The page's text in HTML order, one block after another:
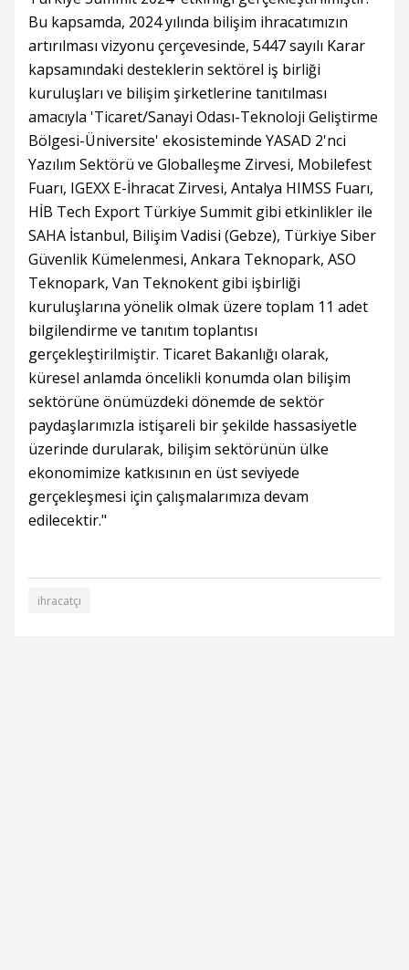
Bu kapsamda, 2024 yılında bilişim ihracatımızın
artırılması vizyonu çerçevesinde, 5447 sayılı Karar
kapsamındaki desteklerin sektörel iş birliği
kuruluşları ve bilişim şirketlerine tanıtılması
amacıyla 'Ticaret/Sanayi Odası-Teknoloji Geliştirme
Bölgesi-Üniversite' ekosisteminde YASAD 2'nci
Yazılım Sektörü ve Globalleşme Zirvesi, Mobilefest
Fuarı, IGEXX E-İhracat Zirvesi, Antalya HIMSS Fuarı,
HİB Tech Export Türkiye Summit gibi etkinlikler ile
SAHA İstanbul, Bilişim Vadisi (Gebze), Türkiye Siber
Güvenlik Kümelenmesi, Ankara Teknopark, ASO
Teknopark, Van Teknokent gibi işbirliği
kuruluşlarına yönelik olmak üzere toplam 11 adet
bilgilendirme ve tanıtım toplantısı
gerçekleştirilmiştir. Ticaret Bakanlığı olarak,
küresel anlamda öncelikli konumda olan bilişim
sektörüne önümüzdeki dönemde de sektör
paydaşlarımızla istişareli bir şekilde hassasiyetle
üzerinde durularak, bilişim sektörünün ülke
ekonomimize katkısının en üst seviyede
gerçekleşmesi için çalışmalarımıza devam
edilecektir."
ihracatçı